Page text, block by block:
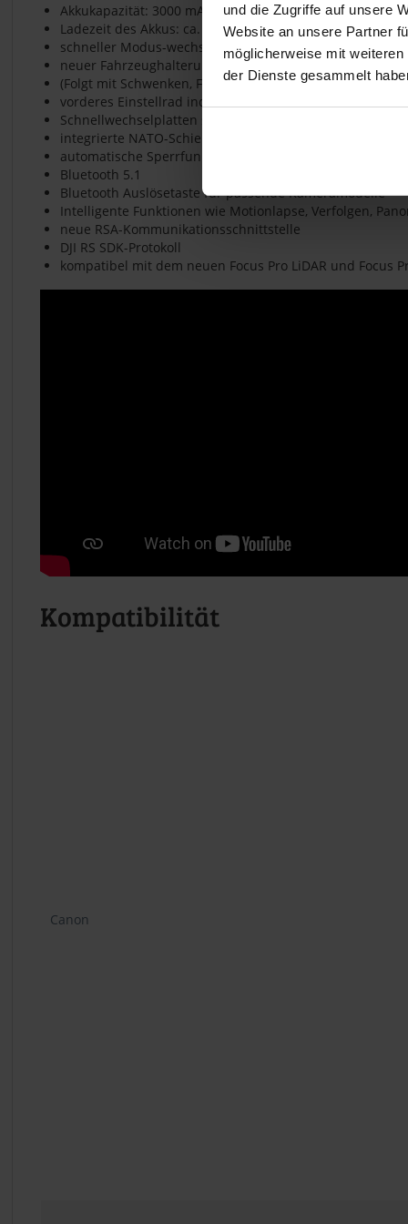
und die Zugriffe auf unsere
Website an unsere Partner
möglicherweise mit
der Dienste gesammelt
Akkukapazität: 3000 mAh, 7,2 V
Ladezeit des Akkus: ca. 1,5 Stunden (mit 24 W
schneller Modus-wechsel über Gimbal-Modusschalter
neuer Fahrzeughalterungs-Modus
(Folgt mit Schwenken, Folgt mit Schwenken und Neigen,
vorderes Einstellrad individuell konfigurierbar (Zoom,
Schnellwechselplatten sind kompatibel mit Manfrotto
integrierte NATO-Schienen (links/rechts)
automatische Sperrfunktion des Displays
Bluetooth 5.1
Bluetooth Auslösetaste für passende Kameramodelle
Intelligente Funktionen wie Motionlapse, Verfolgen,
neue RSA-Kommunikationsschnittstelle
DJI RS SDK-Protokoll
kompatibel mit dem neuen Focus Pro LiDAR und Focus
Kompatibilität
Canon